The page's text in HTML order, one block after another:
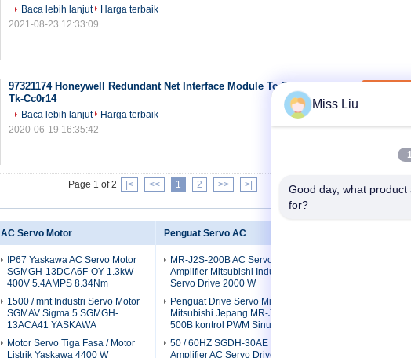
Baca lebih lanjut
Harga terbaik
2021-08-23 12:33:09
97321174 Honeywell Redundant Net Interface Module Tc-Ccr014 /
Tk-Cc0r14
Baca lebih lanjut
Harga terbaik
2020-06-19 16:35:42
Page 1 of 2 |< << 1 2 >> >|
AC Servo Motor
IP67 Yaskawa AC Servo Motor
SGMGH-13DCA6F-OY 1.3kW
400V 5.4AMPS 8.34Nm
1500 / mnt Industri Servo Motor
SGMAV Sigma 5 SGMGH-
13ACA41 YASKAWA
Motor Servo Tiga Fasa / Motor
Listrik Yaskawa 4400 W
Penguat Servo AC
MR-J2S-200B AC Servo
Amplifier Mitsubishi Industrial
Servo Drive 2000 W
Penguat Drive Servo Mitsubishi
Mitsubishi Jepang MR-J2S-
500B kontrol PWM Sinusoidal
50 / 60HZ SGDH-30AE
Amplifier AC Servo Drive
Miss Liu
Good day, what product
for?